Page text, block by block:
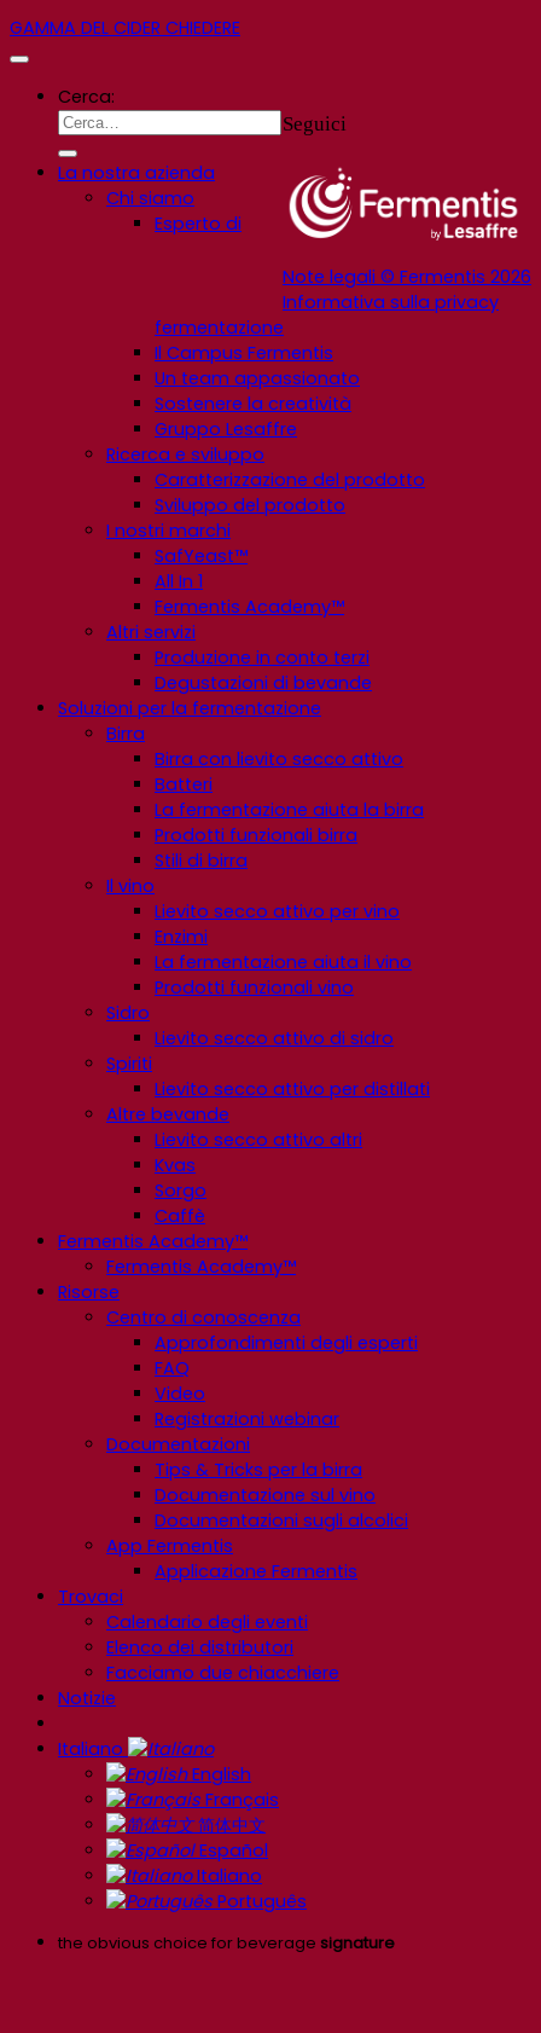
GAMMA DEL CIDER CHIEDERE
Seguici
Note legali © Fermentis 2026
Informativa sulla privacy
Cerca:
La nostra azienda
Chi siamo
Esperto di
fermentazione
Il Campus Fermentis
Un team appassionato
Sostenere la creatività
Gruppo Lesaffre
Ricerca e sviluppo
Caratterizzazione del prodotto
Sviluppo del prodotto
I nostri marchi
SafYeast™
All In 1
Fermentis Academy™
Altri servizi
Produzione in conto terzi
Degustazioni di bevande
Soluzioni per la fermentazione
Birra
Birra con lievito secco attivo
Batteri
La fermentazione aiuta la birra
Prodotti funzionali birra
Stili di birra
Il vino
Lievito secco attivo per vino
Enzimi
La fermentazione aiuta il vino
Prodotti funzionali vino
Sidro
Lievito secco attivo di sidro
Spiriti
Lievito secco attivo per distillati
Altre bevande
Lievito secco attivo altri
Kvas
Sorgo
Caffè
Fermentis Academy™
Fermentis Academy™
Risorse
Centro di conoscenza
Approfondimenti degli esperti
FAQ
Video
Registrazioni webinar
Documentazioni
Tips & Tricks per la birra
Documentazione sul vino
Documentazioni sugli alcolici
App Fermentis
Applicazione Fermentis
Trovaci
Calendario degli eventi
Elenco dei distributori
Facciamo due chiacchiere
Notizie
Italiano
English
Français
简体中文
Español
Italiano
Português
the obvious choice for beverage signature